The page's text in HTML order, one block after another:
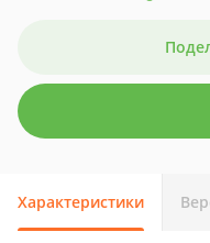
Характеристики